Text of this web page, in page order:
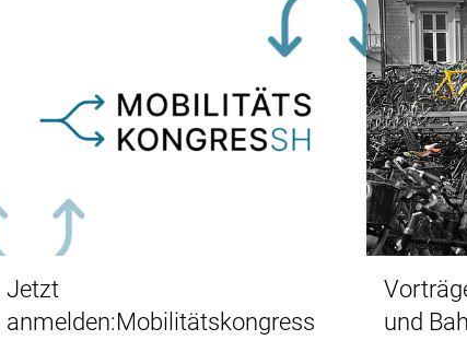
Jetzt
anmelden:Mobilitätskongress
und